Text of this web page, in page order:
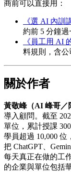
商前可以直接用：
《選 AI 內訓
約前 5 分鐘過
《員工用 AI
料規則，含公
關於作者
黃敬峰（AI 峰哥／
導入顧問。截至
單位，累計授課
學員超過 10,000
把 ChatGPT、
每天真正在做的工
的企業與單位包括